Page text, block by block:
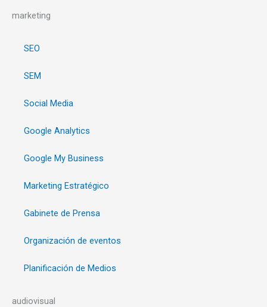
marketing
SEO
SEM
Social Media
Google Analytics
Google My Business
Marketing Estratégico
Gabinete de Prensa
Organización de eventos
Planificación de Medios
audiovisual